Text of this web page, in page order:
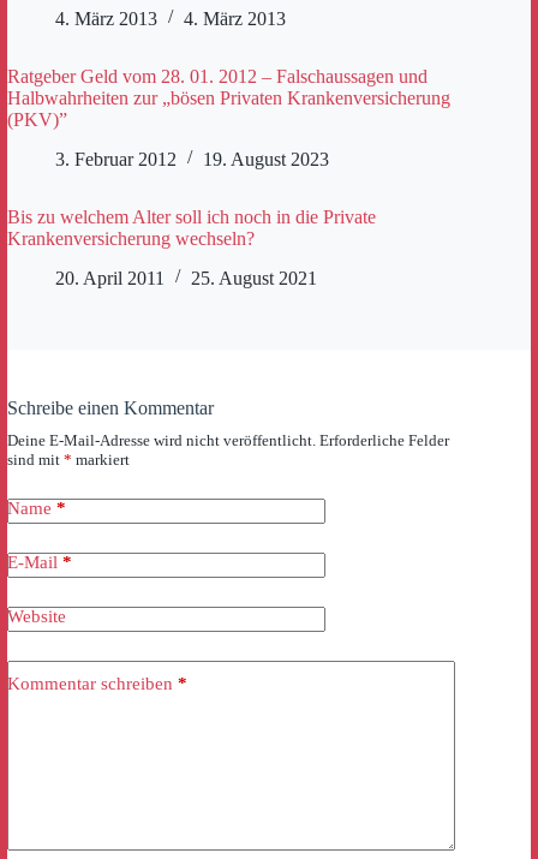
4. März 2013
4. März 2013
Ratgeber Geld vom 28. 01. 2012 – Falschaussagen und
Halbwahrheiten zur „bösen Privaten Krankenversicherung
(PKV)”
3. Februar 2012
19. August 2023
Bis zu welchem Alter soll ich noch in die Private
Krankenversicherung wechseln?
20. April 2011
25. August 2021
Schreibe einen Kommentar
Deine E-Mail-Adresse wird nicht veröffentlicht. Erforderliche Felder
sind mit * markiert
Name *
E-Mail *
Website
Kommentar schreiben *